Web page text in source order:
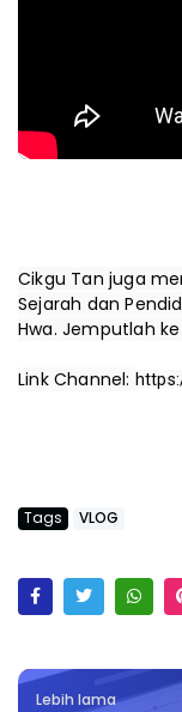
Cikgu Tan juga
Sejarah dan
Hwa. Jemputlah
Link Channel:
Tags VLOG
Lebih lama